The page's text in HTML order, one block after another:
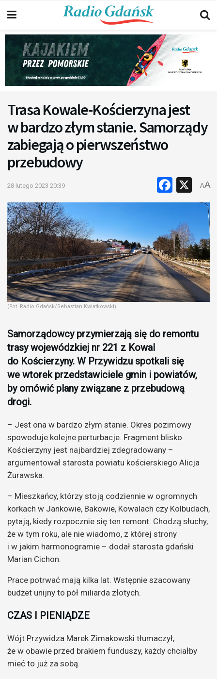
Trasa Kowale-Kościerzyna jest
w bardzo złym stanie. Samorządy
zabiegają o pierwszeństwo
przebudowy
28 lutego 2023 20:39 X
AA
(Fot. Radio Gdańsk/Sebastian Kwiatkowski)
Samorządowcy przymierzają się do remontu
trasy wojewódzkiej nr 221 z Kowal
do Kościerzyny. W Przywidzu spotkali się
we wtorek przedstawiciele gmin i powiatów,
by omówić plany związane z przebudową
drogi.
– Jest ona w bardzo złym stanie. Okres pozimowy
spowoduje kolejne perturbacje. Fragment blisko
Kościerzyny jest najbardziej zdegradowany –
argumentował starosta powiatu kościerskiego Alicja
Żurawska.
– Mieszkańcy, którzy stoją codziennie w ogromnych
korkach w Jankowie, Bakowie, Kowalach czy Kolbudach,
pytają, kiedy rozpocznie się ten remont. Chodzą słuchy,
że w tym roku, ale nie wiadomo, z której strony
i w jakim harmonogramie – dodał starosta gdański
Marian Cichon.
Prace potrwać mają kilka lat. Wstępnie szacowany
budżet unijny to pół miliarda złotych.
CZAS I PIENIĄDZE
Wójt Przywidza Marek Zimakowski tłumaczył,
że w obawie przed brakiem funduszy, każdy chciałby
mieć to już za sobą.